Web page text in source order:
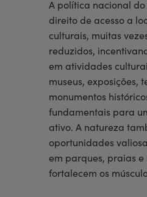
A política nacional
direito de acesso a
culturais, muitas
reduzidos,
em atividades
museus, exposições,
monumentos
fundamentais para
ativo. A natureza
oportunidades
em parques, praias e
fortalecem os